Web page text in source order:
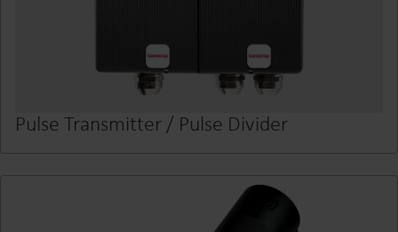
Pulse Transmitter / Pulse Divider